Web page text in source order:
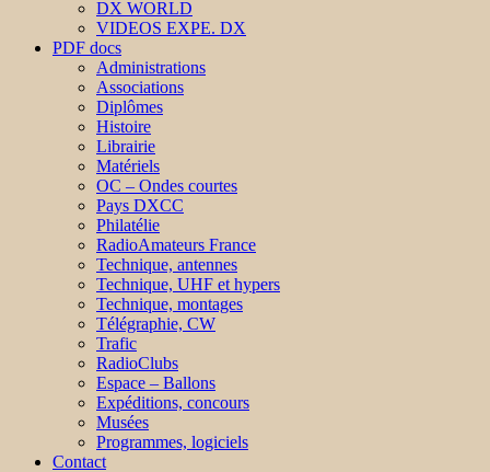
DX WORLD
VIDEOS EXPE. DX
PDF docs
Administrations
Associations
Diplômes
Histoire
Librairie
Matériels
OC – Ondes courtes
Pays DXCC
Philatélie
RadioAmateurs France
Technique, antennes
Technique, UHF et hypers
Technique, montages
Télégraphie, CW
Trafic
RadioClubs
Espace – Ballons
Expéditions, concours
Musées
Programmes, logiciels
Contact